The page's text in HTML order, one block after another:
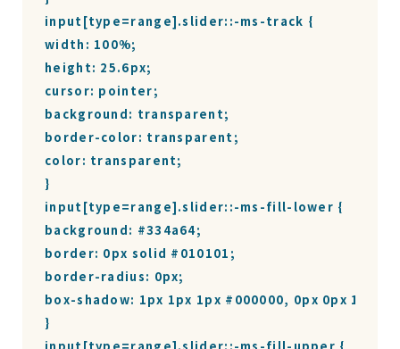
input[type=range].slider::-ms-track {
width: 100%;
height: 25.6px;
cursor: pointer;
background: transparent;
border-color: transparent;
color: transparent;
}
input[type=range].slider::-ms-fill-lower {
background: #334a64;
border: 0px solid #010101;
border-radius: 0px;
box-shadow: 1px 1px 1px #000000, 0px 0px 1px
}